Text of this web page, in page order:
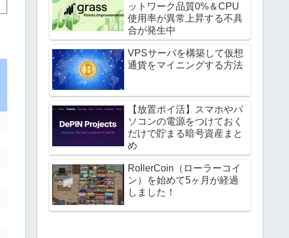
ットワーク品質0%＆CPU
使用率が異常上昇する不具
合が発生中
VPSサーバを構築して仮想
通貨をマイニングする方法
【放置ポイ活】スマホやパ
ソコンの電源をつけておく
だけで貯まる暗号資産まと
め
RollerCoin（ローラーコイ
ン）を始めて5ヶ月が経過
しました！